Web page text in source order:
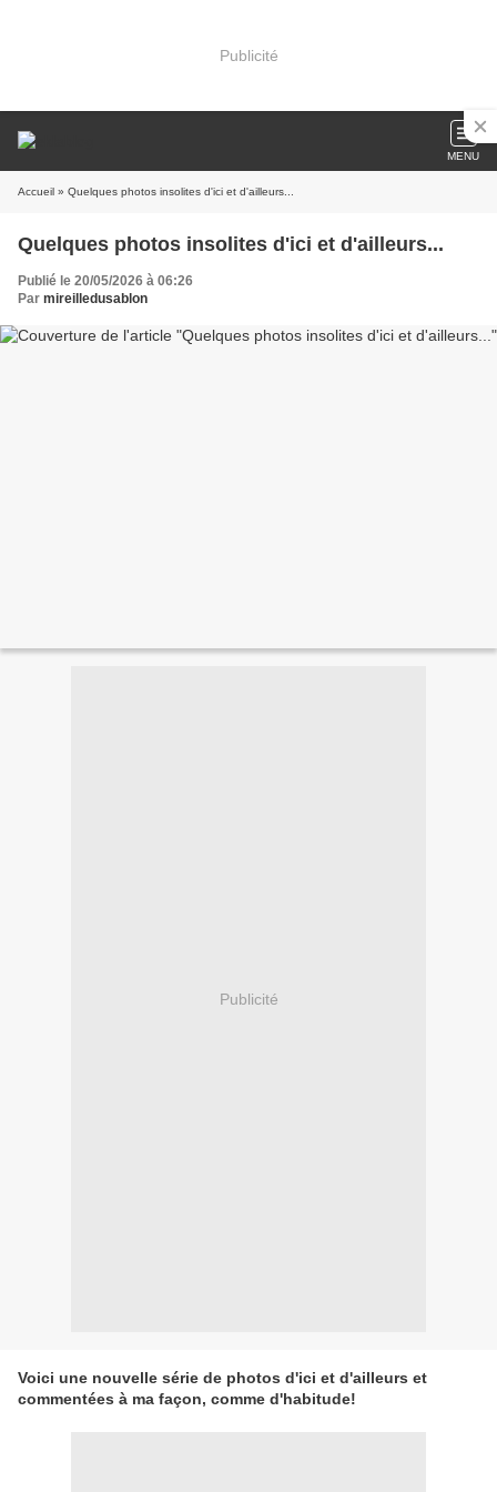
Publicité
MENU
Accueil » Quelques photos insolites d'ici et d'ailleurs...
Quelques photos insolites d'ici et d'ailleurs...
Publié le 20/05/2026 à 06:26
Par mireilledusablon
Publicité
Voici une nouvelle série de photos d'ici et d'ailleurs et
commentées à ma façon, comme d'habitude!